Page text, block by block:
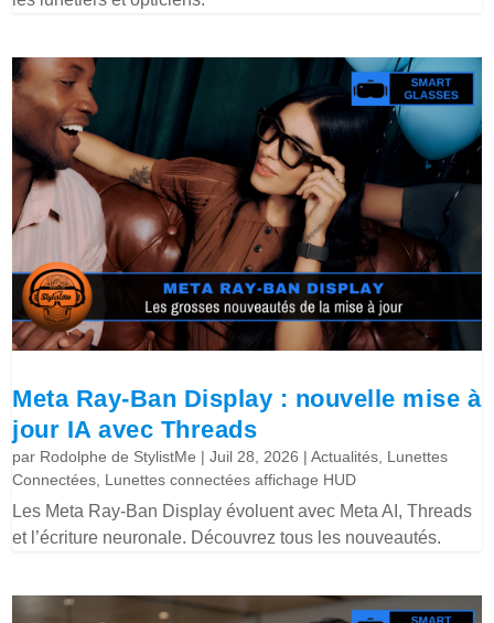
Meta Ray-Ban Display : nouvelle mise à
jour IA avec Threads
par Rodolphe de StylistMe |Juil 28, 2026 |Actualités Lunettes
Connectées Lunettes connectées affichage HUD
Les Meta Ray-Ban Display évoluent avec Meta AI, Threads
et l’écriture neuronale. Découvrez tous les nouveautés.